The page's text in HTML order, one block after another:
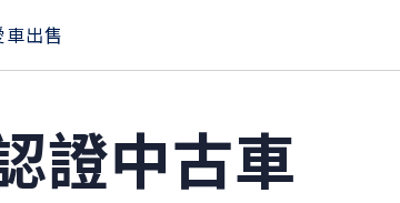
車出售
證中古車